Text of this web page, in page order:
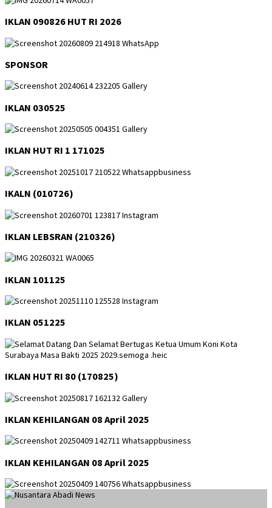
IKLAN 090826 HUT RI 2026
SPONSOR
IKLAN 030525
IKLAN HUT RI 1 171025
IKALN (010726)
IKLAN LEBSRAN (210326)
IKLAN 101125
IKLAN 051225
IKLAN HUT RI 80 (170825)
IKLAN KEHILANGAN 08 April 2025
IKLAN KEHILANGAN 08 April 2025